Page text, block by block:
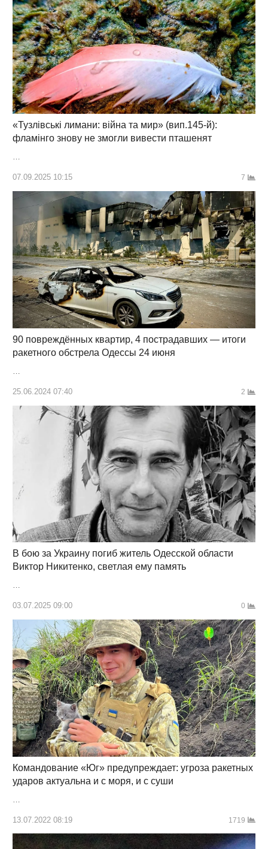
«Тузлівські лимани: війна та мир» (вип.145-й):
фламінго знову не змогли вивести пташенят
…
07.09.2025 10:15 7
90 повреждённых квартир, 4 пострадавших — итоги
ракетного обстрела Одессы 24 июня
25.06.2024 07:40 2
В бою за Украину погиб житель Одесской области
Виктор Никитенко, светлая ему память
…
03.07.2025 09:00 0
Командование «Юг» предупреждает: угроза ракетных
ударов актуальна и с моря, и с суши
13.07.2022 08:19 1719